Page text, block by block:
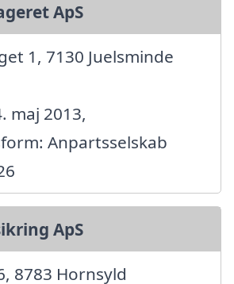
ApS
1, 7130 Juelsminde
maj 2013,
Anpartsselskab
ApS
8783 Hornsyld